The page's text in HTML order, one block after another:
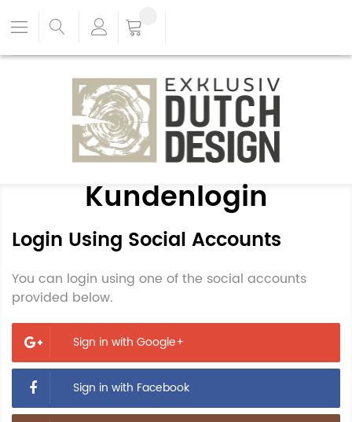
Kundenlogin
Login Using Social Accounts
You can login using one of the social accounts
provided below.
Sign in with Google+
Sign in with Facebook